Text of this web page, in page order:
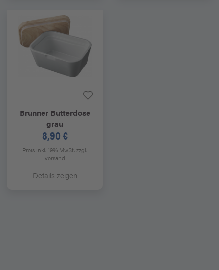
BrunnerButterdose
grau
8,90 €
Preis inkl. 19% MwSt.zzgl.
Versand
Details zeigen